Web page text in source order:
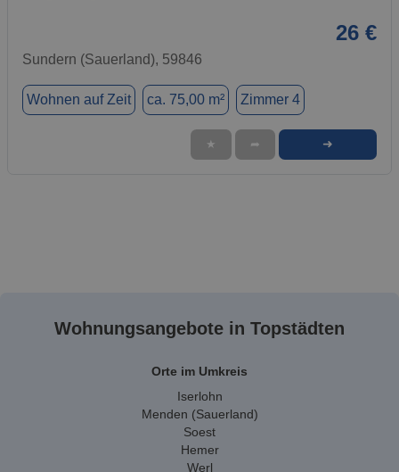
26 €
Sundern (Sauerland), 59846
Wohnen auf Zeit ca. 75,00 m² Zimmer 4
★ ➦ ➜
Wohnungsangebote in Topstädten
Orte im Umkreis
Iserlohn
Menden (Sauerland)
Soest
Hemer
Werl